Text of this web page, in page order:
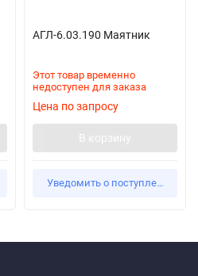
АГЛ-6.03.190 Маятник
Этот товар временно
недоступен для заказа
Цена по запросу
В корзину
Уведомить о поступлении